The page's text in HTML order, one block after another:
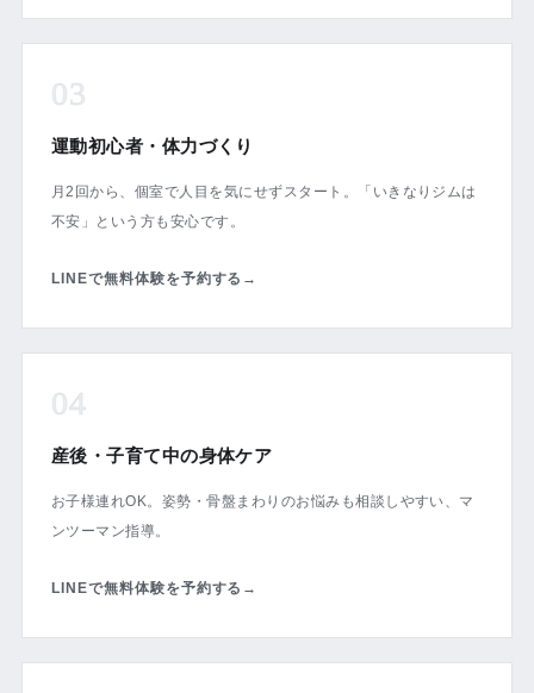
03
運動初心者・体力づくり
月2回から、個室で人目を気にせずスタート。「いきなりジムは
不安」という方も安心です。
LINEで無料体験を予約する →
04
産後・子育て中の身体ケア
お子様連れOK。姿勢・骨盤まわりのお悩みも相談しやすい、マ
ンツーマン指導。
LINEで無料体験を予約する →